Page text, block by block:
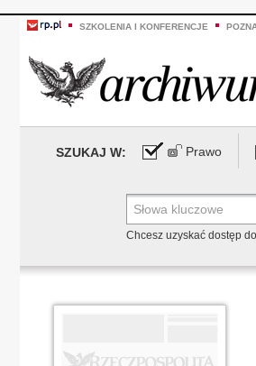
SZKOLENIA I KONFERENCJE
SZUKAJ W: Prawo
Chcesz uzyskać dostęp